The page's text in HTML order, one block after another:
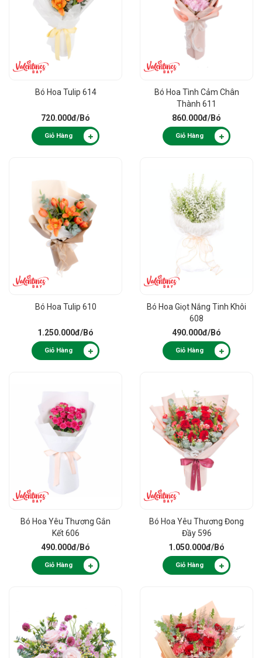
Bó Hoa Tulip 614
720.000đ/Bó
Giỏ Hàng
Bó Hoa Tình Cảm Chân
Thành 611
860.000đ/Bó
Giỏ Hàng
Bó Hoa Tulip 610
1.250.000đ/Bó
Giỏ Hàng
Bó Hoa Giọt Nắng Tinh Khôi
608
490.000đ/Bó
Giỏ Hàng
Bó Hoa Yêu Thương Gắn
Kết 606
490.000đ/Bó
Giỏ Hàng
Bó Hoa Yêu Thương Đong
Đầy 596
1.050.000đ/Bó
Giỏ Hàng